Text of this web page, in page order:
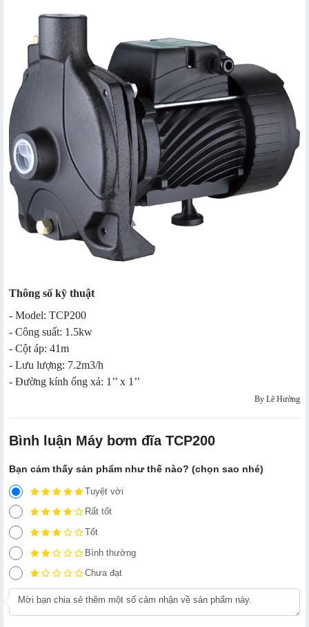
Thông số kỹ thuật
- Model: TCP200
- Công suất: 1.5kw
- Cột áp: 41m
- Lưu lượng: 7.2m3/h
- Đường kính ống xả: 1’’ x 1’’
By Lê Hường
Bình luận Máy bơm đĩa TCP200
Bạn cảm thấy sản phẩm như thế nào? (chọn sao nhé)
Tuyệt vời
Rất tốt
Tốt
Bình thường
Chưa đạt